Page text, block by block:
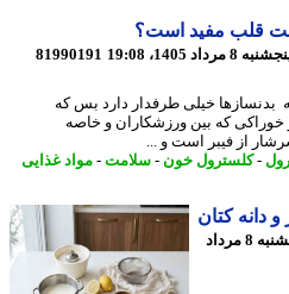
قلب مفید است؟
81990191
خیلی طرفدار دارد بس که
که بین ورزشکاران و خاصه
از فیبر است و ...
کلسترول خون-سلامت-مواد غذایی
کتان
10 روز پیش - پنجشنبه 8 مرداد